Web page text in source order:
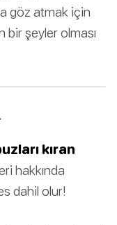
göz atmak için
şeyler olması
kıran
hakkında
dahil olur!